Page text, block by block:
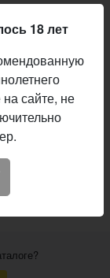
18 лет
сайте, не